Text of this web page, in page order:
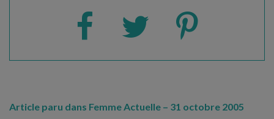
Article paru dans Femme Actuelle – 31 octobre 2005